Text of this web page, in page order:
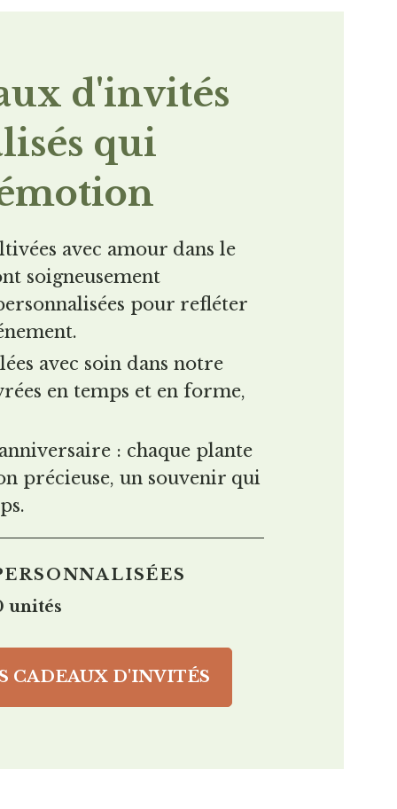
d'invités
qui
avec amour dans le
soigneusement
pour refléter
avec soin dans notre
en temps et en forme,
: chaque plante
précieuse, un souvenir qui
unités
CADEAUX D'INVITÉS